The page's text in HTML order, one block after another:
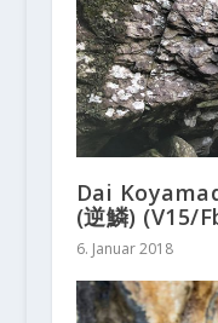
Dai
(逆鱗) (V15/
6. Januar 2018